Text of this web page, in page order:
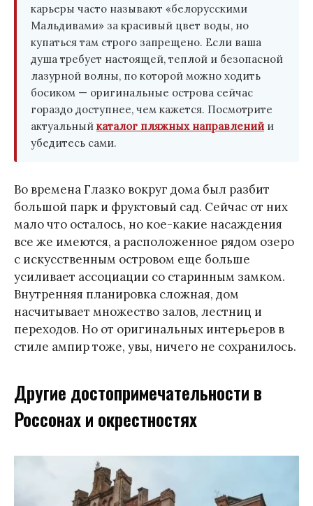
карьеры часто называют «белорусскими
Мальдивами» за красивый цвет воды, но
купаться там строго запрещено. Если ваша
душа требует настоящей, теплой и безопасной
лазурной волны, по которой можно ходить
босиком — оригинальные острова сейчас
гораздо доступнее, чем кажется. Посмотрите
актуальный каталог пляжных направлений и
убедитесь сами.
Во времена Глазко вокруг дома был разбит
большой парк и фруктовый сад. Сейчас от них
мало что осталось, но кое-какие насаждения
все же имеются, а расположенное рядом озеро
с искусственным островом еще больше
усиливает ассоциации со старинным замком.
Внутренняя планировка сложная, дом
насчитывает множество залов, лестниц и
переходов. Но от оригинальных интерьеров в
стиле ампир тоже, увы, ничего не сохранилось.
Другие достопримечательности в
Россонах и окрестностях